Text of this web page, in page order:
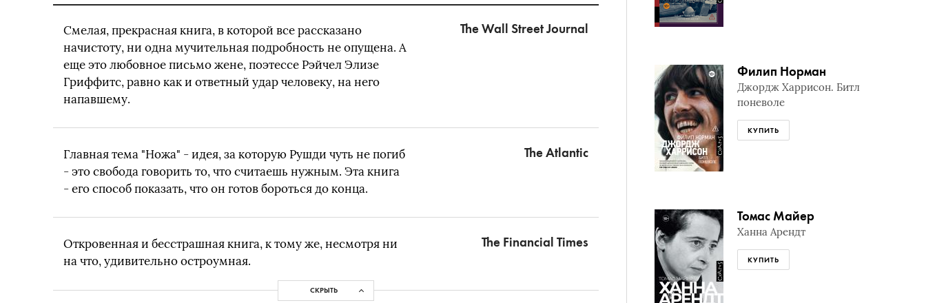
Филип Норман
Джордж Харрисон. Битл
поневоле
КУПИТЬ
Томас Майер
Ханна Арендт
КУПИТЬ
Смелая, прекрасная книга, в которой все рассказано
начистоту, ни одна мучительная подробность не опущена. А
еще это любовное письмо жене, поэтессе Рэйчел Элизе
Гриффитс, равно как и ответный удар человеку, на него
напавшему.
The Wall Street Journal
Главная тема "Ножа" ‒ идея, за которую Рушди чуть не погиб
‒ это свобода говорить то, что считаешь нужным. Эта книга
‒ его способ показать, что он готов бороться до конца.
The Atlantic
Откровенная и бесстрашная книга, к тому же, несмотря ни
на что, удивительно остроумная.
The Financial Times
СКРЫТЬ